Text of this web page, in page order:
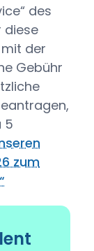
des
diese
der
Gebühr
5
zum